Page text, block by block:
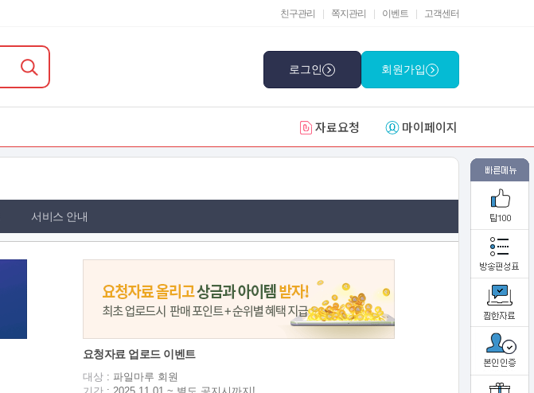
고객센터
이벤트
쪽지관리
친구관리
로그인 회원가입
자료요청 마이페이지
서비스 안내
요청자료 업로드 이벤트
대상: 파일마루 회원